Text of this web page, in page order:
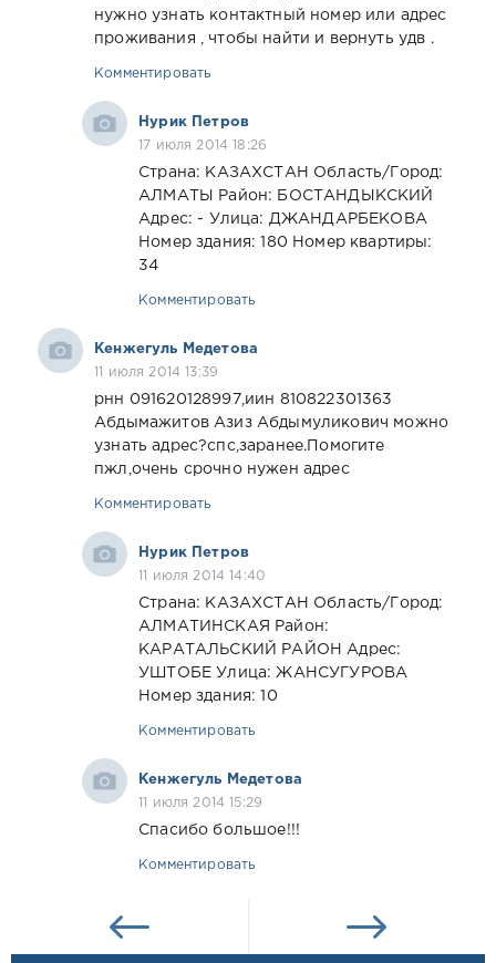
нужно узнать контактный номер или адрес
проживания , чтобы найти и вернуть удв .
Комментировать
Нурик Петров
17 июля 2014 18:26
Страна: КАЗАХСТАН Область/Город:
АЛМАТЫ Район: БОСТАНДЫКСКИЙ
Адрес: - Улица: ДЖАНДАРБЕКОВА
Номер здания: 180 Номер квартиры:
34
Комментировать
Кенжегуль Медетова
11 июля 2014 13:39
рнн 091620128997,иин 810822301363
Абдымажитов Азиз Абдымуликович можно
узнать адрес?спс,заранее.Помогите
пжл,очень срочно нужен адрес
Комментировать
Нурик Петров
11 июля 2014 14:40
Страна: КАЗАХСТАН Область/Город:
АЛМАТИНСКАЯ Район:
КАРАТАЛЬСКИЙ РАЙОН Адрес:
УШТОБЕ Улица: ЖАНСУГУРОВА
Номер здания: 10
Комментировать
Кенжегуль Медетова
11 июля 2014 15:29
Спасибо большое!!!
Комментировать